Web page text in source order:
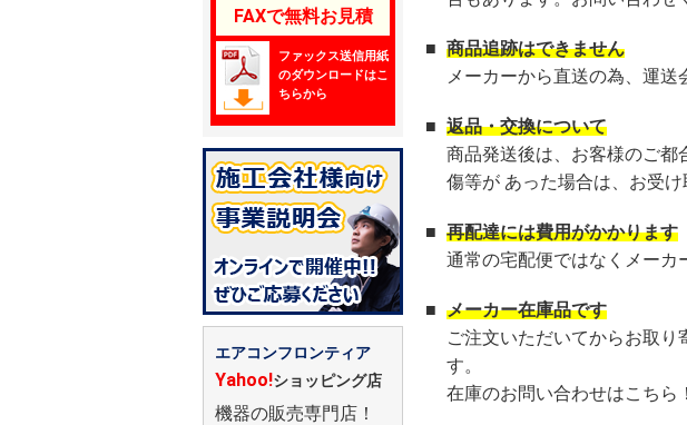
FAXで無料お見積
ファックス送信用紙
のダウンロードはこ
ちらから
エアコンフロンティア
Yahoo!ショッピング店
機器の販売専門店！
■ 商品追跡はできません
メーカーから直送の為、運
■ 返品・交換について
商品発送後は、お客様のご
傷等が あった場合は、お受
■ 再配達には費用がかかります
通常の宅配便ではなくメーカ
■ メーカー在庫品です
ご注文いただいてからお取
す。
在庫のお問い合わせはこちら！